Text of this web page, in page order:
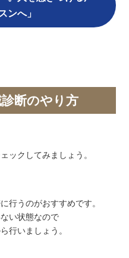
ンへ」
断のやり方
ックしてみましょう。
行うのがおすすめです。
い状態なので
行いましょう。